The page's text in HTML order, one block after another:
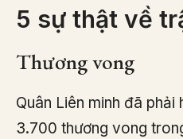
5 sự thật về
Thương vong
Quân Liên minh đã phải
3.700 thương vong